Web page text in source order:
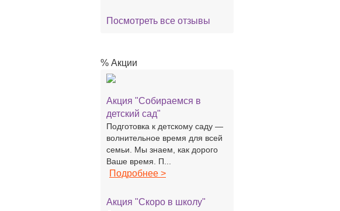
Посмотреть все отзывы
% Акции
Акция "Собираемся в
детский сад"
Подготовка к детскому саду —
волнительное время для всей
семьи. Мы знаем, как дорого
Ваше время. П...
Подробнее >
Акция "Скоро в школу"